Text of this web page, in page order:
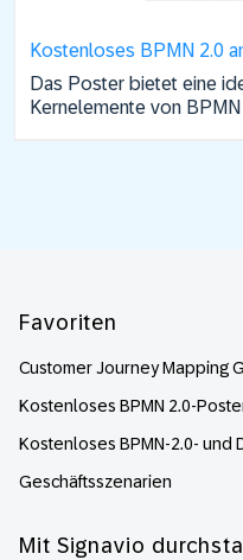
Kostenloses BPMN 2.0
Das Poster bietet eine
Kernelemente von
Favoriten
Customer Journey Mapping
Kostenloses BPMN 2.0-
Kostenloses BPMN-2.0- und
Geschäftsszenarien
Mit Signavio